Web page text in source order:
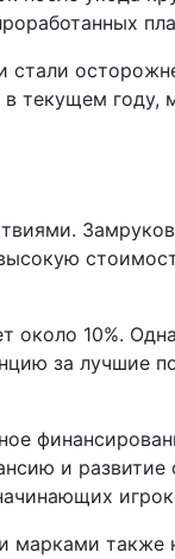
стали
текущем году,
около 10%.
за лучшие
и
также